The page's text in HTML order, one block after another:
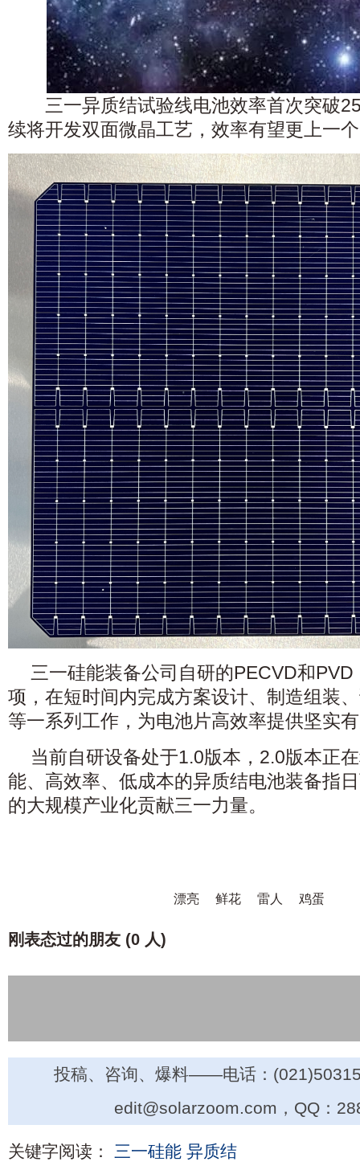
三一异质结试验线电池效率首次突破
续将开发双面微晶工艺，效率有望更上一
三一硅能装备公司自研的PECVD和
项，在短时间内完成方案设计、制造组装
等一系列工作，为电池片高效率提供坚实
当前自研设备处于1.0版本，2.0版本正
能、高效率、低成本的异质结电池装备指
的大规模产业化贡献三一力量。
漂亮 鲜花 雷人 鸡蛋
刚表态过的朋友 (0 人)
投稿、咨询、爆料——电话：
edit@solarzoom.com，QQ：
关键字阅读： 三一硅能 异质结